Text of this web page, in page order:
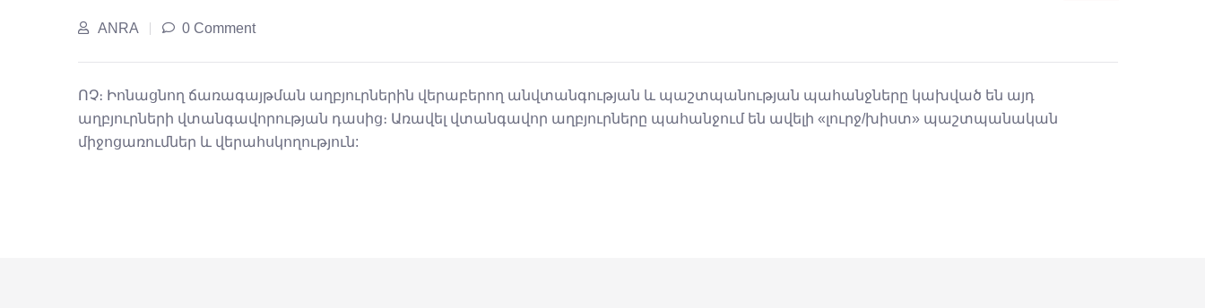
ANRA 0 Comment
ՈՉ։ Իոնացնող ճառագայթման աղբյուրներին վերաբերող անվտանգության և պաշտպանության պահանջները կախված են այդ
աղբյուրների վտանգավորության դասից։ Առավել վտանգավոր աղբյուրները պահանջում են ավելի «լուրջ/խիստ» պաշտպանական
միջոցառումներ և վերահսկողություն: